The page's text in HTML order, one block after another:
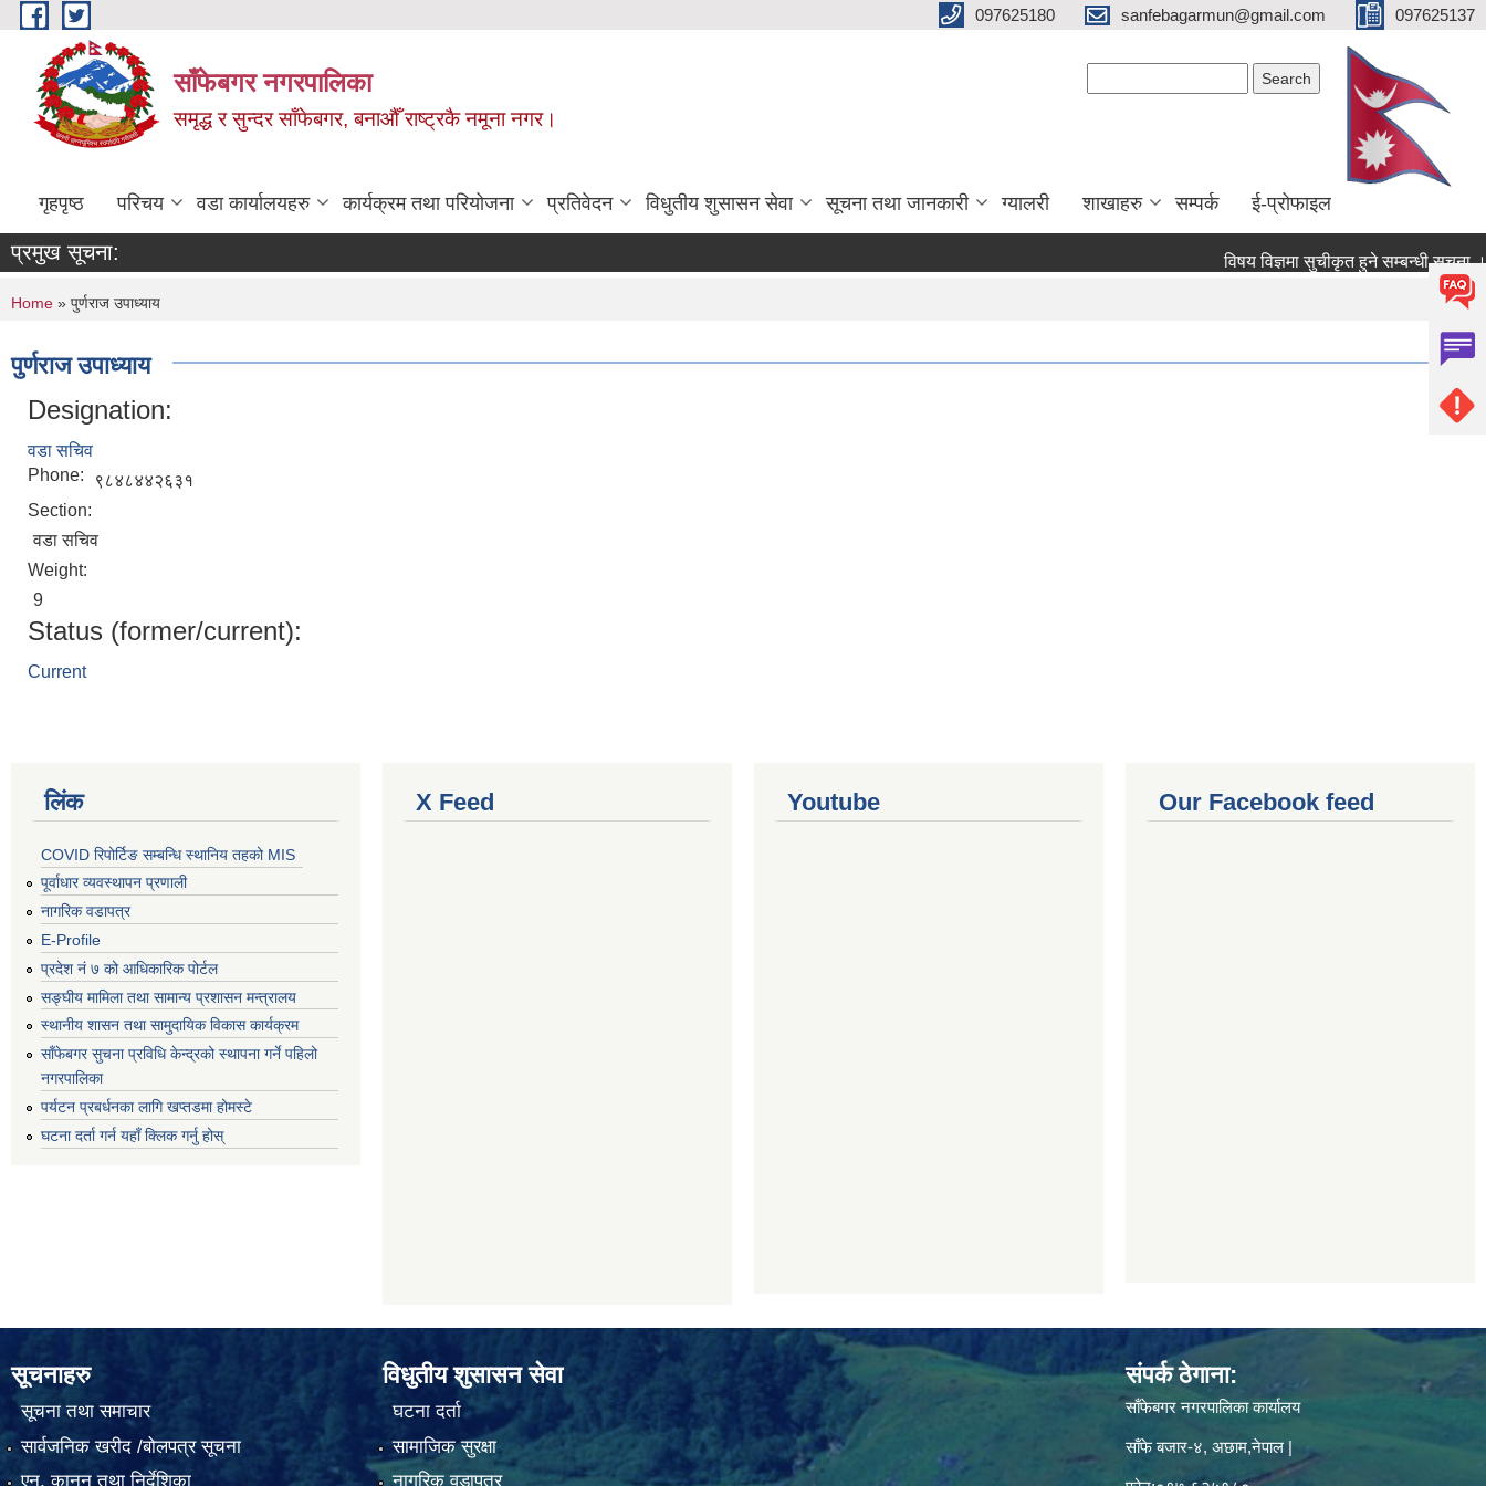
Skip to main content 097625180 sanfebagarmun@gmail.com 097625137
साँफेबगर नगरपालिका
समृद्ध र सुन्दर साँफेबगर, बनाऔँ राष्ट्रकै नमूना नगर।
गृहपृष्ठ परिचय वडा कार्यालयहरु कार्यक्रम तथा परियोजना प्रतिवेदन विधुतीय शुसासन सेवा सूचना तथा जानकारी ग्यालरी शाखाहरु सम्पर्क ई-प्रोफाइल
प्रमुख सूचना: विषय विज्ञमा सुचीकृत हुने सम्बन्धी सूचना ।
You are here
Home » पुर्णराज उपाध्याय
पुर्णराज उपाध्याय
Designation:
वडा सचिव
Phone:
९८४८४४२६३१
Section:
वडा सचिव
Weight:
9
Status (former/current):
Current
लिंक
COVID रिपोर्टिङ सम्बन्धि स्थानिय तहको MIS
पूर्वाधार व्यवस्थापन प्रणाली
नागरिक वडापत्र
E-Profile
प्रदेश नं ७ को आधिकारिक पोर्टल
सङ्घीय मामिला तथा सामान्य प्रशासन मन्त्रालय
स्थानीय शासन तथा सामुदायिक विकास कार्यक्रम
साँफेबगर सुचना प्रविधि केन्द्रको स्थापना गर्ने पहिलो
नगरपालिका
पर्यटन प्रबर्धनका लागि खप्तडमा होमस्टे
घटना दर्ता गर्न यहाँ क्लिक गर्नु होस्
X Feed Youtube Our Facebook feed
सूचनाहरु
सूचना तथा समाचार
सार्वजनिक खरीद /बोलपत्र सूचना
एन, कानुन तथा निर्देशिका
विधुतीय शुसासन सेवा
घटना दर्ता
सामाजिक सुरक्षा
नागरिक वडापत्र
संपर्क ठेगाना:
साँफेबगर नगरपालिका कार्यालय
साँफे बजार-४, अछाम,नेपाल |